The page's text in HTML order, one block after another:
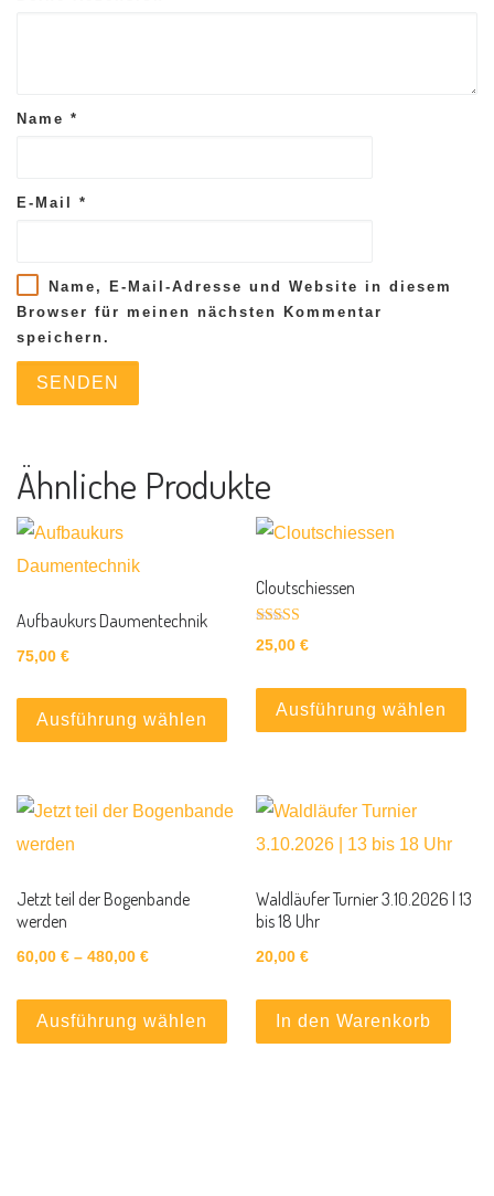
Name *
E-Mail *
Name, E-Mail-Adresse und Website in diesem
Browser für meinen nächsten Kommentar
speichern.
Ähnliche Produkte
Aufbaukurs Daumentechnik
75,00 €
Ausführung wählen
Dieses Produkt weist mehrere
Cloutschiessen
Bewertet mit
5.00
25,00€
Ausführung wählen
Jetzt teil der Bogenbande
werden
60,00 € – 480,00 €Preisspanne: 60,00 € bis 480,00 €
Ausführung wählen
Dieses Produkt weist mehrere
Waldläufer Turnier 3.10.2026 | 13
bis 18 Uhr
20,00€
In den Warenkorb